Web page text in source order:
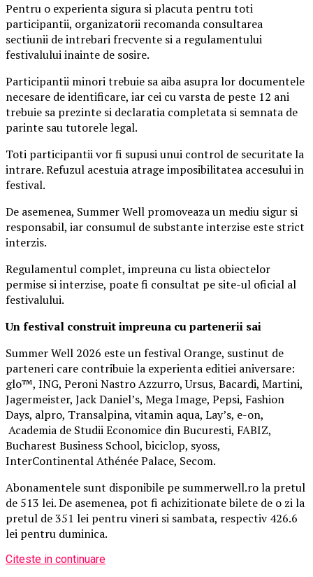
Pentru o experienta sigura si placuta pentru toti
participantii, organizatorii recomanda consultarea
sectiunii de intrebari frecvente si a regulamentului
festivalului inainte de sosire.
Participantii minori trebuie sa aiba asupra lor documentele
necesare de identificare, iar cei cu varsta de peste 12 ani
trebuie sa prezinte si declaratia completata si semnata de
parinte sau tutorele legal.
Toti participantii vor fi supusi unui control de securitate la
intrare. Refuzul acestuia atrage imposibilitatea accesului in
festival.
De asemenea, Summer Well promoveaza un mediu sigur si
responsabil, iar consumul de substante interzise este strict
interzis.
Regulamentul complet, impreuna cu lista obiectelor
permise si interzise, poate fi consultat pe site-ul oficial al
festivalului.
Un festival construitimpreuna cu partenerii sai
Summer Well 2026 este un festival Orange, sustinut de
parteneri care contribuie la experienta editiei aniversare:
glo™, ING, Peroni Nastro Azzurro, Ursus, Bacardi, Martini,
Jagermeister, Jack Daniel’s, Mega Image, Pepsi, Fashion
Days, alpro, Transalpina, vitamin aqua, Lay’s, e-on,
Academia de Studii Economice din Bucuresti, FABIZ,
Bucharest Business School, biciclop, syoss,
InterContinental Athénée Palace, Secom.
Abonamentele sunt disponibile pe summerwell.ro la pretul
de 513 lei. De asemenea, pot fi achizitionate bilete de o zi la
pretul de 351 lei pentru vineri si sambata, respectiv 426.6
lei pentru duminica.
Citeste in continuare